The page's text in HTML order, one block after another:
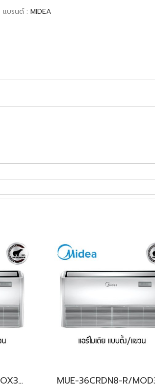
แบรนด์ : MIDEA
MUE-18CRDN8-Q/MOX331-18CRFN-Q (220V.) Midea รุ่นแขวนใต้ฝ้าเพดาน Inverter น้ำยา R32 พร้อมบริการติดตั้ง